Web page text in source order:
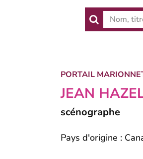
PORTAIL
JEAN
scénographe
Pays d'origine :